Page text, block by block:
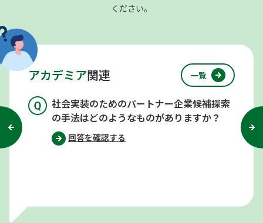
ください。
アカデミア関連 一覧
社会実装のためのパートナー企業候補探索
の手法はどのようなものがありますか？
回答を確認する